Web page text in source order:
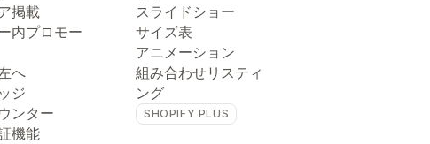
掲載
内プロモー
へ
ジ
ンター
機能
スライドショー
サイズ表
アニメーション
組み合わせリスティ
ング
SHOPIFY PLUS